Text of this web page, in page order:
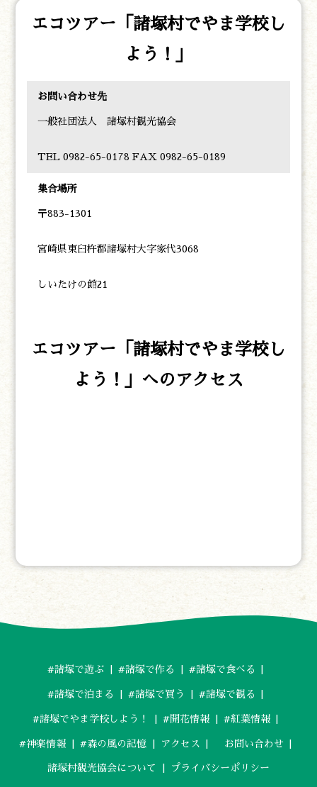
エコツアー「諸塚村でやま学校し
よう！」
お問い合わせ先
一般社団法人 諸塚村観光協会
TEL 0982-65-0178 FAX 0982-65-0189
集合場所
〒883-1301
宮崎県東臼杵郡諸塚村大字家代3068
しいたけの館21
エコツアー「諸塚村でやま学校し
よう！」へのアクセス
#諸塚で遊ぶ #諸塚で作る #諸塚で食べる
#諸塚で泊まる #諸塚で買う #諸塚で観る
#諸塚でやま学校しよう！ #開花情報 #紅葉情報
#神楽情報 #森の風の記憶 アクセス お問い合わせ
諸塚村観光協会について プライバシーポリシー